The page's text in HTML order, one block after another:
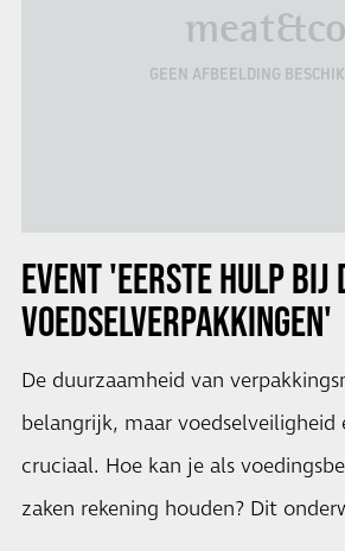
meat&co
GEEN AFBEELDING
EVENT 'EERSTE HULP BIJ
VOEDSELVERPAKKINGEN'
De duurzaamheid van
belangrijk, maar voedselveiligheid
cruciaal. Hoe kan je als
zaken rekening houden? Dit